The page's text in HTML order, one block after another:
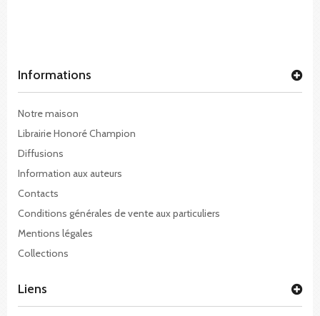
Informations
Notre maison
Librairie Honoré Champion
Diffusions
Information aux auteurs
Contacts
Conditions générales de vente aux particuliers
Mentions légales
Collections
Liens